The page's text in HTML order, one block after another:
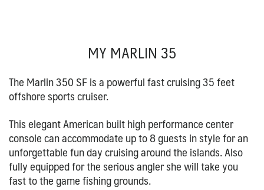
MY MARLIN 35
The Marlin 350 SF is a powerful fast cruising 35 feet
offshore sports cruiser.
This elegant American built high performance center
console can accommodate up to 8 guests in style for an
unforgettable fun day cruising around the islands. Also
fully equipped for the serious angler she will take you
fast to the game fishing grounds.